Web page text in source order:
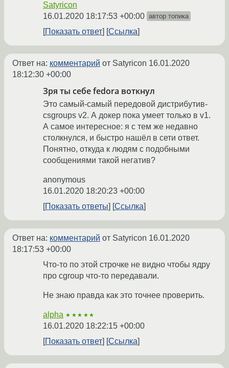
Satyricon
16.01.2020 18:17:53 +00:00 автор топика
Показать ответ Ссылка
Ответ на: комментарий от Satyricon 16.01.2020
18:12:30 +00:00
Зря ты себе fedora воткнул
Это самый-самый передовой дистрибутив-
csgroups v2. А докер пока умеет только в v1.
А самое интересное: я с тем же недавно
столкнулся, и быстро нашёл в сети ответ.
Понятно, откуда к людям с подобными
сообщениями такой негатив?
anonymous
16.01.2020 18:20:23 +00:00
Показать ответы
Ссылка
Ответ на: комментарий от Satyricon 16.01.2020
18:17:53 +00:00
Что-то по этой строчке не видно чтобы ядру
про cgroup что-то передавали.
Не знаю правда как это точнее проверить.
alpha ★★★★★
16.01.2020 18:22:15 +00:00
Показать ответ
Ссылка